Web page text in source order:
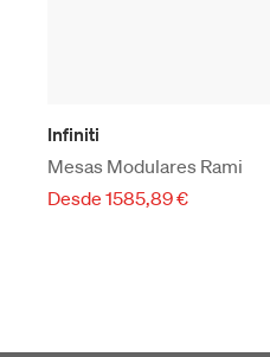
Infiniti
Mesas Modulares Rami
Desde 1585,89 €